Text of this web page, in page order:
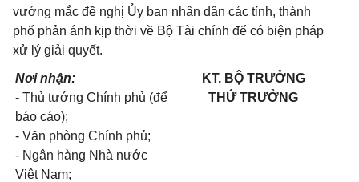
vướng mắc đề nghị Ủy ban nhân dân các tỉnh, thành
phố phản ánh kịp thời về Bộ Tài chính để có biện pháp
xử lý giải quyết.
Nơi nhận:
- Thủ tướng Chính phủ (để
báo cáo);
- Văn phòng Chính phủ;
- Ngân hàng Nhà nước
Việt Nam;
KT. BỘ TRƯỞNG
THỨ TRƯỞNG